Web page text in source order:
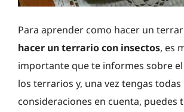
Para aprender como hacer un
hacer un terrario con insectos, es
importante que te informes sobre
los terrarios y, una vez tengas todas
consideraciones en cuenta, puedes